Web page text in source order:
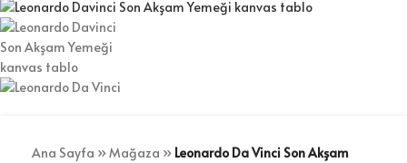
Ana Sayfa »Mağaza » Leonardo Da Vinci Son Akşam